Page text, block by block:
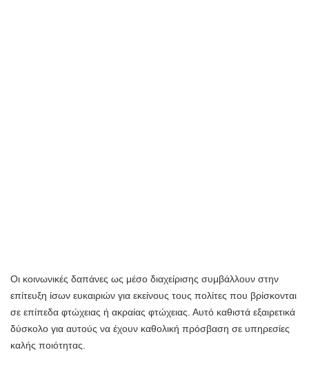
Οι κοινωνικές δαπάνες ως μέσο διαχείρισης συμβάλλουν στην
επίτευξη ίσων ευκαιριών για εκείνους τους πολίτες που βρίσκονται
σε επίπεδα φτώχειας ή ακραίας φτώχειας. Αυτό καθιστά εξαιρετικά
δύσκολο για αυτούς να έχουν καθολική πρόσβαση σε υπηρεσίες
καλής ποιότητας.